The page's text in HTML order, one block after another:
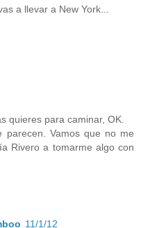
a llevar a New York...
quieres para caminar, OK.
parecen. Vamos que no me
Rivero a tomarme algo con
11/1/12